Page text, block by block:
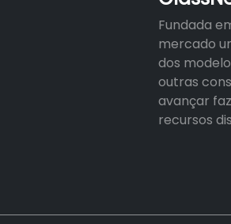
Fundada
mercado
dos
outras
avançar
recursos